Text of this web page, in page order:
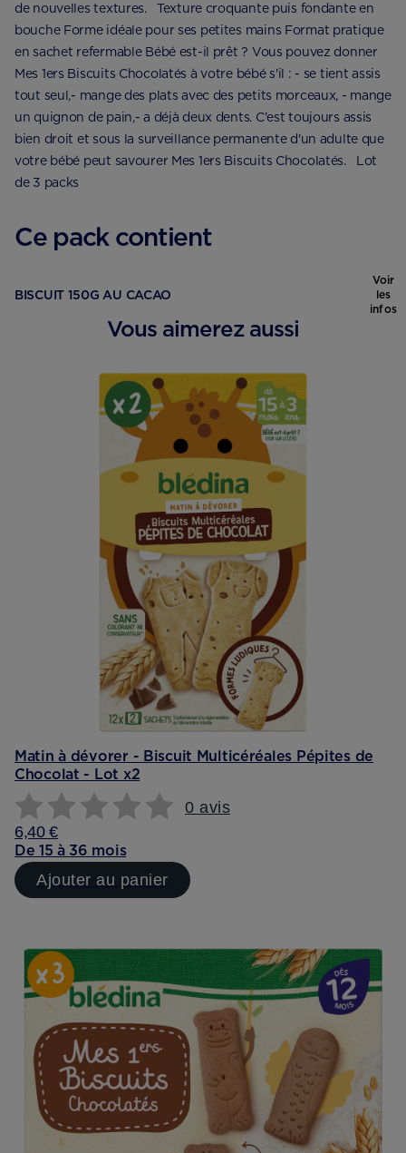
de nouvelles textures. Texture croquante puis fondante en
bouche Forme idéale pour ses petites mains Format pratique
en sachet refermable Bébé est-il prêt ? Vous pouvez donner
Mes 1ers Biscuits Chocolatés à votre bébé s'il : - se tient assis
tout seul,- mange des plats avec des petits morceaux, - mange
un quignon de pain,- a déjà deux dents. C'est toujours assis
bien droit et sous la surveillance permanente d'un adulte que
votre bébé peut savourer Mes 1ers Biscuits Chocolatés. Lot
de 3 packs
Ce pack contient
BISCUIT 150G AU CACAO
Voir
les
infos
Vous aimerez aussi
Matin à dévorer - Biscuit Multicéréales Pépites de
Chocolat - Lot x2
0 avis
6,40 €
De 15 à 36 mois
Ajouter au panier